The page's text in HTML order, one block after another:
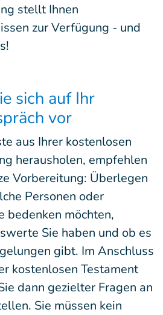
stellt Ihnen
zur Verfügung - und
sich auf Ihr
vor
aus Ihrer kostenlosen
herausholen, empfehlen
Vorbereitung: Überlegen
Personen oder
bedenken möchten,
Sie haben und ob es
gibt. Im Anschluss
kostenlosen Testament
dann gezielter Fragen an
Sie müssen kein